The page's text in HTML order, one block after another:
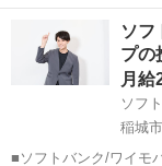
必見！ ✔ 週1〜OK ✔ シフト完全自由 ✔ 未経験OK ✔ 履歴書不要 自転
車貸与あり🚲 軽い荷
ソフ
プの
月給
ソフ
稲城市
■ソフトバンク/ワイモ